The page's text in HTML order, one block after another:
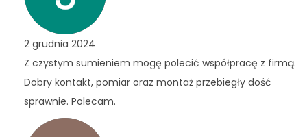
2 grudnia 2024
Z czystym sumieniem mogę polecić współpracę z firmą.
Dobry kontakt, pomiar oraz montaż przebiegły dość
sprawnie. Polecam.